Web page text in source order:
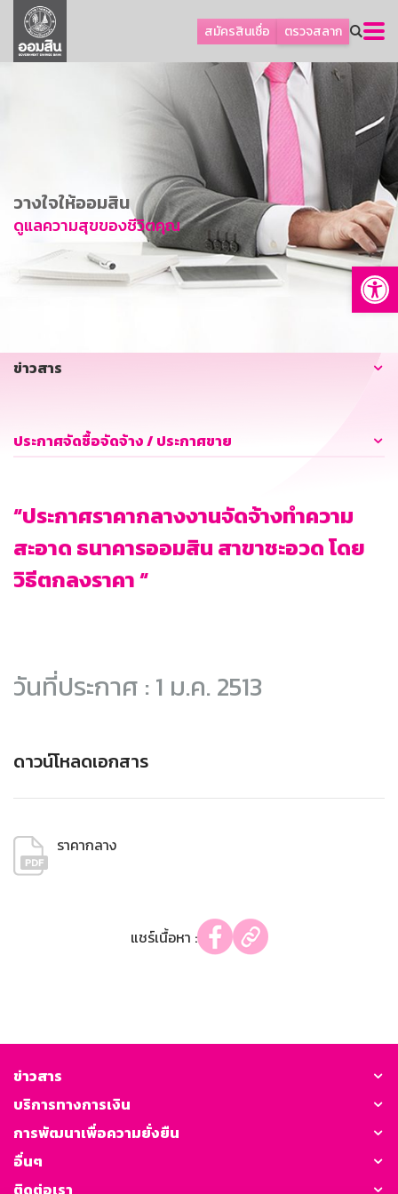
สมัครสินเชื่อ ตรวจสลาก
ลูกค้าธุรกิจ
ลูกค้าผู้ประกอบรายย่อย
การพัฒนาที่ยั่งยืน
ข่าวสาร
บริการทางการเงิน
อื่นๆ
วางใจให้ออมสิน
ดูแลความสุขของชีวิตคุณ
ข่าวสาร
ประกาศจัดซื้อจัดจ้าง / ประกาศขาย
“ประกาศราคากลางงานจัดจ้างทำความ
สะอาด ธนาคารออมสิน สาขาชะอวด โดย
วิธีตกลงราคา “
วันที่ประกาศ : 1 ม.ค. 2513
ดาวน์โหลดเอกสาร
ราคากลาง
แชร์เนื้อหา :
ข่าวสาร
บริการทางการเงิน
การพัฒนาเพื่อความยั่งยืน
อื่นๆ